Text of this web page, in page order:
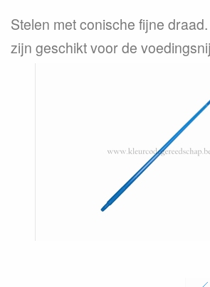
Stelen met conische fijne
zijn geschikt voor de